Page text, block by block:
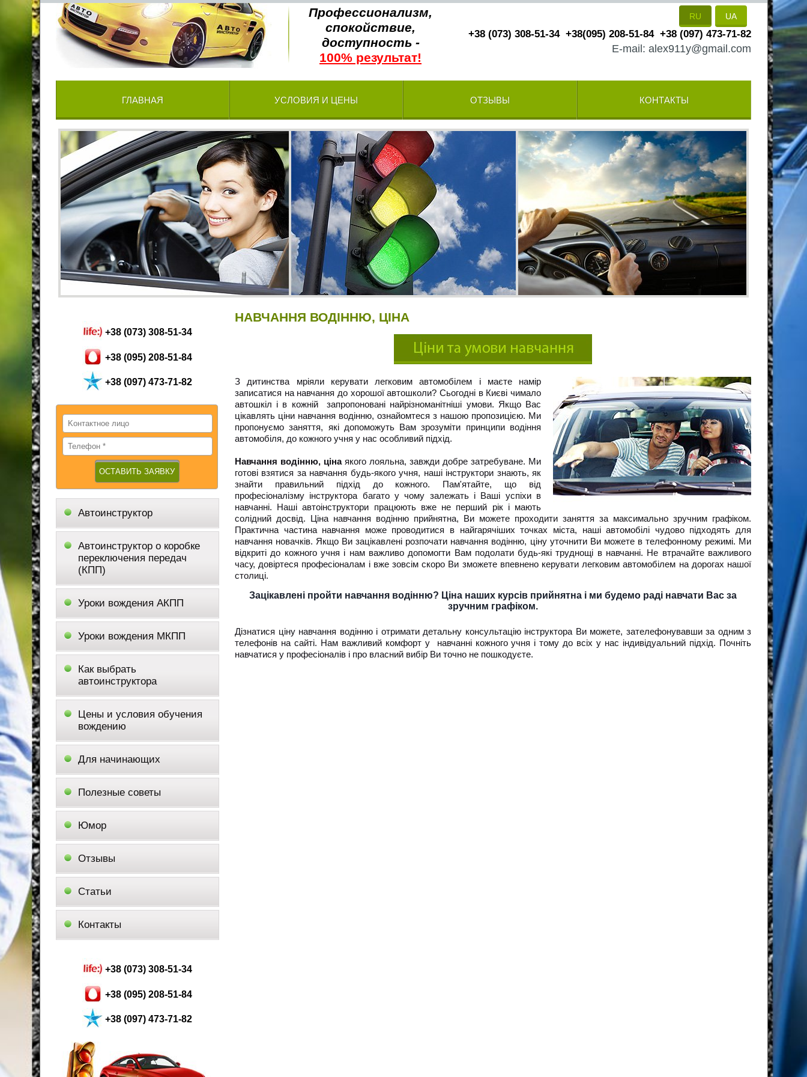
RU UA
Профессионализм,
спокойствие,
доступность -
100% результат!
+38 (073) 308-51-34 +38(095) 208-51-84 +38 (097) 473-71-82
E-mail: alex911y@gmail.com
ГЛАВНАЯ УСЛОВИЯ И ЦЕНЫ ОТЗЫВЫ КОНТАКТЫ
+38 (073) 308-51-34
+38 (095) 208-51-84
+38 (097) 473-71-82
Автоинструктор
Автоинструктор о коробке
переключения передач
(КПП)
Уроки вождения АКПП
Уроки вождения МКПП
Как выбрать
автоинструктора
Цены и условия обучения
вождению
Для начинающих
Полезные советы
Юмор
Отзывы
Статьи
Контакты
+38 (073) 308-51-34
+38 (095) 208-51-84
+38 (097) 473-71-82
НАВЧАННЯ ВОДІННЮ, ЦІНА
З дитинства мріяли керувати легковим автомобілем і маєте намір
записатися на навчання до хорошої автошколи? Сьогодні в Києві чимало
автошкіл і в кожній запропоновані найрізноманітніші умови. Якщо Вас
цікавлять ціни навчання водінню, ознайомтеся з нашою пропозицією. Ми
пропонуємо заняття, які допоможуть Вам зрозуміти принципи водіння
автомобіля, до кожного учня у нас особливий підхід.
Навчання водінню, цінаякого лояльна, завжди добре затребуване. Ми
готові взятися за навчання будь-якого учня, наші інструктори знають, як
знайти правильний підхід до кожного. Пам'ятайте, що від
професіоналізму інструктора багато у чому залежать і Ваші успіхи в
навчанні. Наші автоінструктори працюють вже не перший рік і мають
солідний досвід. Ціна навчання водінню прийнятна, Ви можете проходити заняття за максимально зручним графіком.
Практична частина навчання може проводитися в найгарячіших точках міста, наші автомобілі чудово підходять для
навчання новачків. Якщо Ви зацікавлені розпочати навчання водінню, ціну уточнити Ви можете в телефонному режимі. Ми
відкриті до кожного учня і нам важливо допомогти Вам подолати будь-які труднощі в навчанні. Не втрачайте важливого
часу, довіртеся професіоналам і вже зовсім скоро Ви зможете впевнено керувати легковим автомобілем на дорогах нашої
столиці.
Зацікавлені пройти навчання водінню? Ціна наших курсів прийнятна і ми будемо раді навчати Вас за
зручним графіком.
Дізнатися ціну навчання водінню і отримати детальну консультацію інструктора Ви можете, зателефонувавши за одним з
телефонів на сайті. Нам важливий комфорт у навчанні кожного учня і тому до всіх у нас індивідуальний підхід. Почніть
навчатися у професіоналів і про власний вибір Ви точно не пошкодуєте.